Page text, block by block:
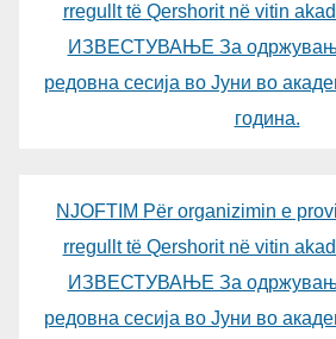
rregullt të Qershorit në vitin
ИЗВЕСТУВАЊЕ За
редовна сесија во Јуни во
година.
NJOFTIM Për organizimin e
rregullt të Qershorit në vitin
ИЗВЕСТУВАЊЕ За
редовна сесија во Јуни во